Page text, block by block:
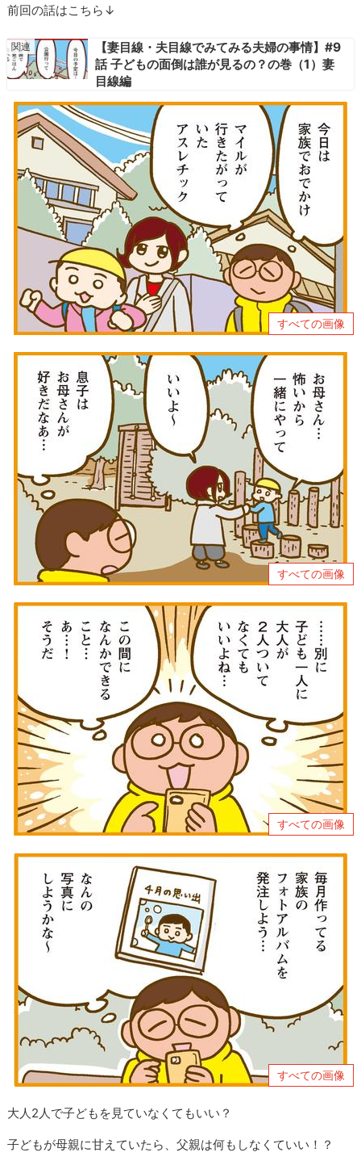
前回の話はこちら↓
【妻目線・夫目線でみてみる夫婦の事情】#9
話 子どもの面倒は誰が見るの？の巻（1）妻
目線編
すべての画像
すべての画像
すべての画像
すべての画像
大人2人で子どもを見ていなくてもいい？
子どもが母親に甘えていたら、父親は何もしなくていい！？